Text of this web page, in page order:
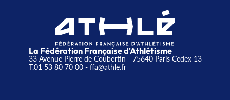
La Fédération Française d'Athlétisme
33 Avenue Pierre de Coubertin - 75640 Paris Cedex 13
T.01 53 80 70 00- ffa@athle.fr